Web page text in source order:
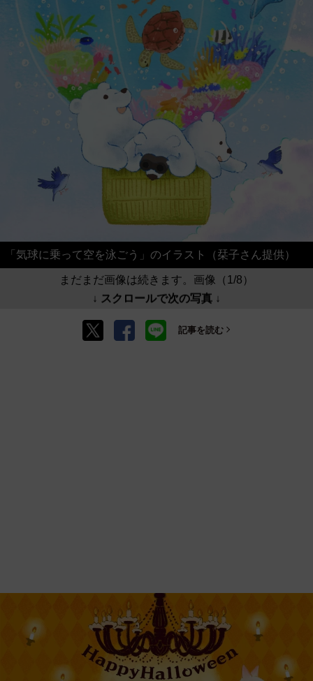
「気球に乗って空を泳ごう」のイラスト（栞子さん提供）
まだまだ画像は続きます。画像（1/8）
↓ スクロールで次の写真 ↓
記事を読む